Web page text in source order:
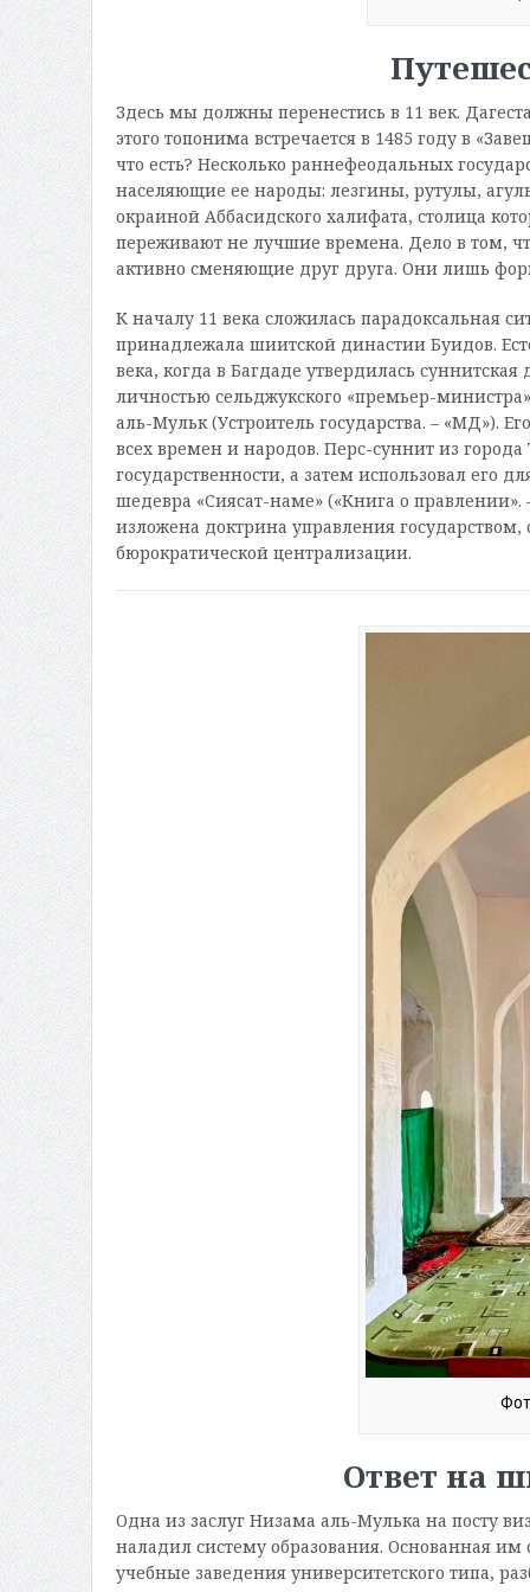
Здесь мы должны перенестись в 11 век.
этого топонима встречается в 1485 году в
что есть? Несколько раннефеодальных
населяющие ее народы: лезгины, рутулы,
окраиной Аббасидского халифата, столица
переживают не лучшие времена. Дело в том,
активно сменяющие друг друга. Они лишь
К началу 11 века сложилась парадоксальная
принадлежала шиитской династии Буидов.
века, когда в Багдаде утвердилась
личностью сельджукского «премьер-
аль-Мульк (Устроитель государства. – «МД»).
всех времен и народов. Перс-суннит из
государственности, а затем использовал его
шедевра «Сиясат-наме» («Книга о
изложена доктрина управления
бюрократической централизации.
Ответ на
Одна из заслуг Низама аль-Мулька на посту
наладил систему образования. Основанная
учебные заведения университетского типа,